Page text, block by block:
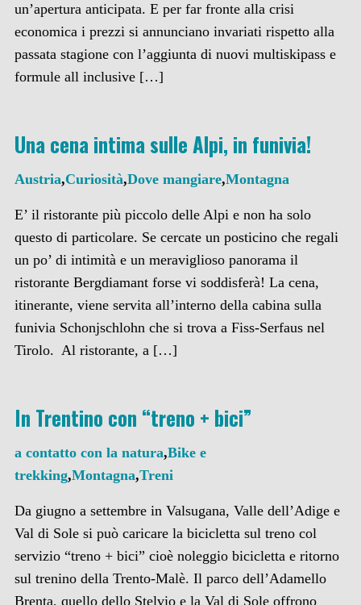
un’apertura anticipata. E per far fronte alla crisi
economica i prezzi si annunciano invariati rispetto alla
passata stagione con l’aggiunta di nuovi multiskipass e
formule all inclusive […]
Una cena intima sulle Alpi, in funivia!
Austria,Curiosità,Dove mangiare,Montagna
E’ il ristorante più piccolo delle Alpi e non ha solo
questo di particolare. Se cercate un posticino che regali
un po’ di intimità e un meraviglioso panorama il
ristorante Bergdiamant forse vi soddisferà! La cena,
itinerante, viene servita all’interno della cabina sulla
funivia Schonjschlohn che si trova a Fiss-Serfaus nel
Tirolo. Al ristorante, a […]
In Trentino con “treno + bici”
a contatto con la natura,Bike e
trekking,Montagna,Treni
Da giugno a settembre in Valsugana, Valle dell’Adige e
Val di Sole si può caricare la bicicletta sul treno col
servizio “treno + bici” cioè noleggio bicicletta e ritorno
sul trenino della Trento-Malè. Il parco dell’Adamello
Brenta, quello dello Stelvio e la Val di Sole offrono